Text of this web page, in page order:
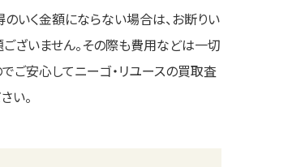
いく金額にならない場合は、お断りい
ざいません。その際も費用などは一切
ご安心してニーゴ・リユースの買取査
い。